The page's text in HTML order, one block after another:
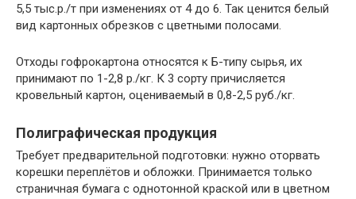
5,5 тыс.р./т при изменениях от 4 до 6. Так ценится белый
вид картонных обрезков с цветными полосами.
Отходы гофрокартона относятся к Б-типу сырья, их
принимают по 1-2,8 р./кг. К 3 сорту причисляется
кровельный картон, оцениваемый в 0,8-2,5 руб./кг.
Полиграфическая продукция
Требует предварительной подготовки: нужно оторвать
корешки переплётов и обложки. Принимается только
страничная бумага с однотонной краской или в цветном